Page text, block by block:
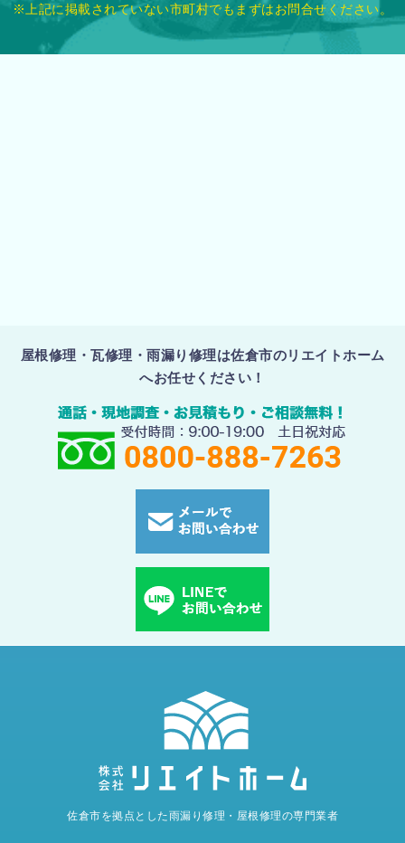
※上記に掲載されていない市町村でもまずはお問合せください。
屋根修理・瓦修理・雨漏り修理は佐倉市のリエイトホーム
へお任せください！
佐倉市を拠点とした雨漏り修理・屋根修理の専門業者